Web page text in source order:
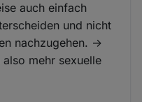
auch einfach
und nicht
nachzugehen. ->
mehr sexuelle